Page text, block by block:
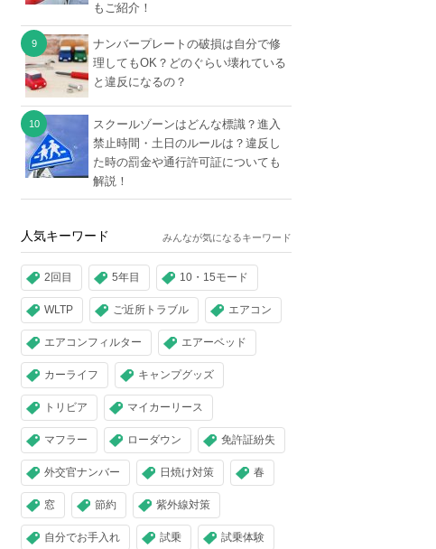
もご紹介！
ナンバープレートの破損は自分で修
理してもOK？どのぐらい壊れている
と違反になるの？
スクールゾーンはどんな標識？進入
禁止時間・土日のルールは？違反し
た時の罰金や通行許可証についても
解説！
人気キーワード みんなが気になるキーワード
2回目 5年目 10・15モード
WLTP ご近所トラブル エアコン
エアコンフィルター エアーベッド
カーライフ キャンプグッズ
トリビア マイカーリース
マフラー ローダウン 免許証紛失
外交官ナンバー 日焼け対策 春
窓 節約 紫外線対策
自分でお手入れ 試乗 試乗体験